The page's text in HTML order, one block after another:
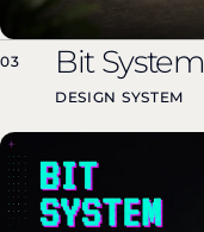
03 Bit System
DESIGN SYSTEM